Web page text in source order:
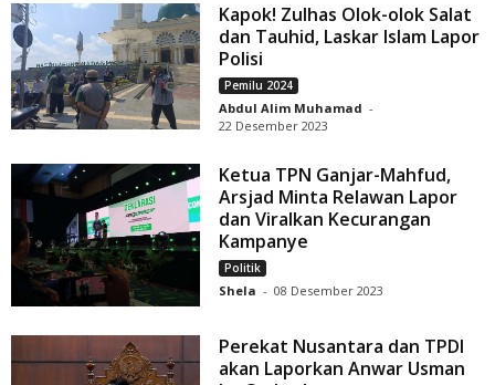
Kapok! Zulhas Olok-olok Salat
dan Tauhid, Laskar Islam Lapor
Polisi
Pemilu 2024
Abdul Alim Muhamad -
22 Desember 2023
Ketua TPN Ganjar-Mahfud,
Arsjad Minta Relawan Lapor
dan Viralkan Kecurangan
Kampanye
Politik
Shela - 08 Desember 2023
Perekat Nusantara dan TPDI
akan Laporkan Anwar Usman